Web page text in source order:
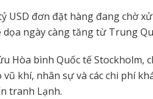
USD đơn đặt hàng đang chờ
dọa ngày càng tăng từ Trung
Hòa bình Quốc tế Stockholm,
khí, nhân sự và các chi phí
tranh Lạnh.